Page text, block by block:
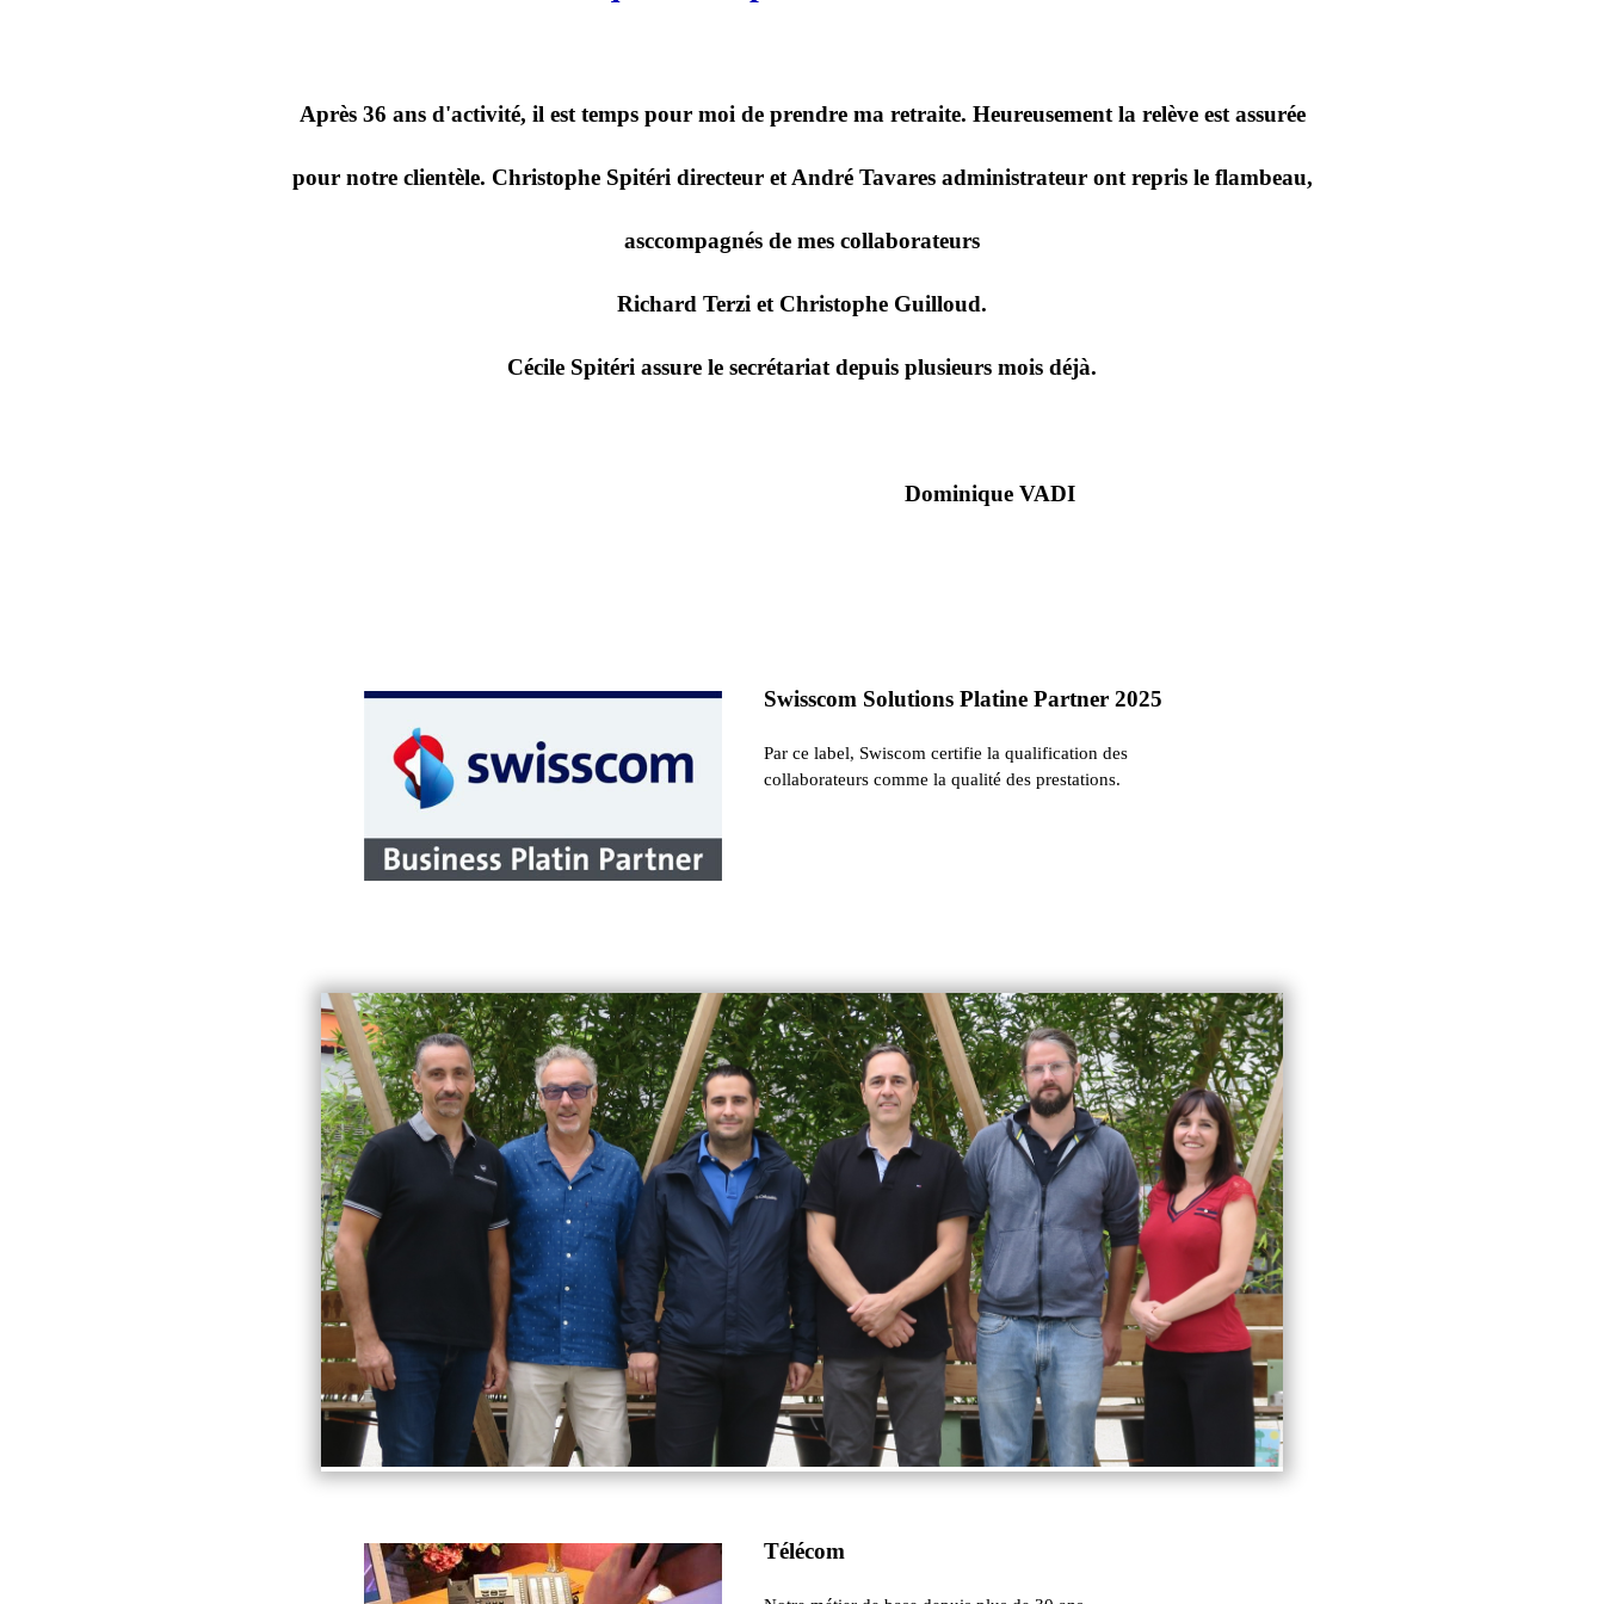
Après 36 ans d'activité, il est temps pour moi de prendre ma retraite. Heureusement la relève est assurée
pour notre clientèle. Christophe Spitéri directeur et André Tavares administrateur ont repris le flambeau,
asccompagnés de mes collaborateurs
Richard Terzi et Christophe Guilloud.
Cécile Spitéri assure le secrétariat depuis plusieurs mois déjà.
Dominique VADI
Swisscom Solutions Platine Partner 2025
Par ce label, Swiscom certifie la qualification des
collaborateurs comme la qualité des prestations.
Télécom